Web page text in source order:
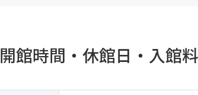
開館時間・休館日・入館料